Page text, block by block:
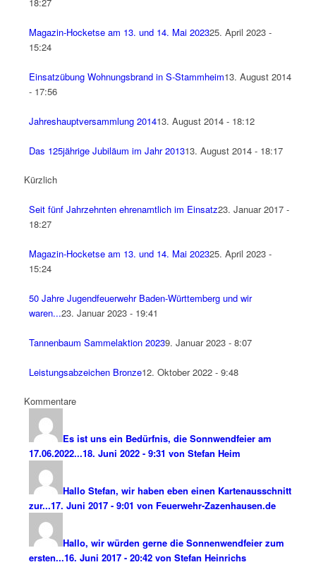
Magazin-Hocketse am 13. und 14. Mai 202325. April 2023 -
15:24
Einsatzübung Wohnungsbrand in S-Stammheim13. August 2014
- 17:56
Jahreshauptversammlung 201413. August 2014 - 18:12
Das 125jährige Jubiläum im Jahr 201313. August 2014 - 18:17
Kürzlich
Seit fünf Jahrzehnten ehrenamtlich im Einsatz23. Januar 2017 -
18:27
Magazin-Hocketse am 13. und 14. Mai 202325. April 2023 -
15:24
50 Jahre Jugendfeuerwehr Baden-Württemberg und wir
waren...23. Januar 2023 - 19:41
Tannenbaum Sammelaktion 20239. Januar 2023 - 8:07
Leistungsabzeichen Bronze12. Oktober 2022 - 9:48
Kommentare
Es ist uns ein Bedürfnis, die Sonnwendfeier am
17.06.2022...18. Juni 2022 - 9:31 von Stefan Heim
Hallo Stefan, wir haben eben einen Kartenausschnitt
zur...17. Juni 2017 - 9:01 von Feuerwehr-Zazenhausen.de
Hallo, wir würden gerne die Sonnenwendfeier zum
ersten...16. Juni 2017 - 20:42 von Stefan Heinrichs